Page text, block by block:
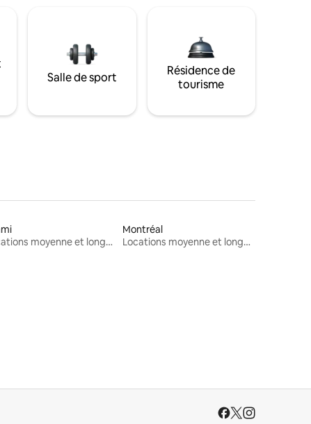
Salle de sport
Résidence de
tourisme
Locations moyenne et longue durée
Montréal
Locations moyenne et longue durée